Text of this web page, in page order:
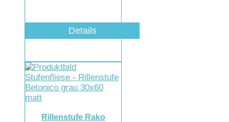
Details
Rillenstufe Rako